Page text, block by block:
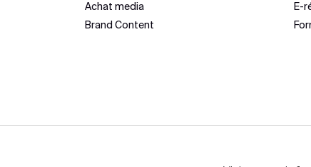
Achat media
Brand Content
E-